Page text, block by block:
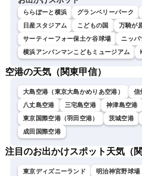
ららぽーと横浜 グランベリーパーク
日産スタジアム
こどもの国
万騎が
サーティーフォー保土ケ谷球場
ニッパ
横浜アンパンマンこどもミュージアム
空港の天気（関東甲信）
大島空港（東京大島かめりあ空港）
信
八丈島空港
三宅島空港 神津島空港
東京国際空港（羽田空港）
茨城空港
成田国際空港
注目のお出かけスポット天気（関
東京ディズニーランド 明治神宮野球場